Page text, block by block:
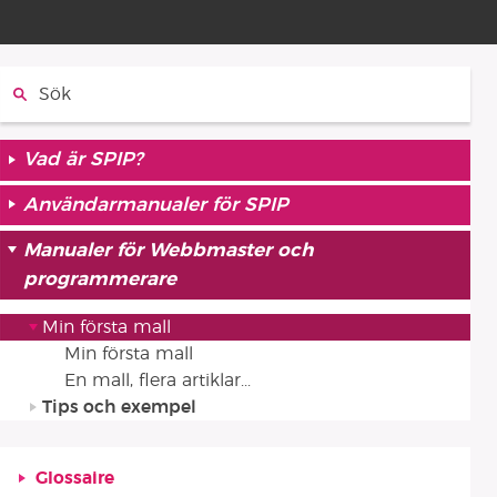
Vad är SPIP?
Användarmanualer för SPIP
Manualer för Webbmaster och
programmerare
Min första mall
Min första mall
En mall, flera artiklar...
Tips och exempel
Glossaire